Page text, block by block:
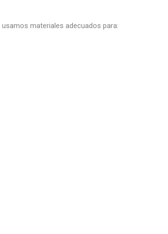
usamos materiales adecuados para: